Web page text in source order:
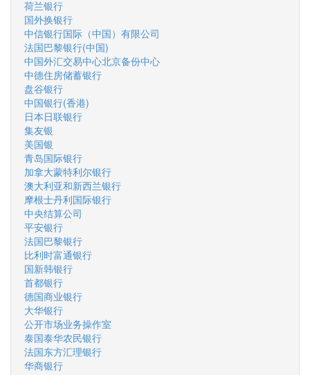
荷兰银行
国外换银行
中信银行国际（中国）有限公司
法国巴黎银行(中国)
中国外汇交易中心北京备份中心
中德住房储蓄银行
盘谷银行
中国银行(香港)
日本日联银行
集友银
美国银
青岛国际银行
加拿大蒙特利尔银行
澳大利亚和新西兰银行
摩根士丹利国际银行
中央结算公司
平安银行
法国巴黎银行
比利时富通银行
国新韩银行
首都银行
德国商业银行
大华银行
公开市场业务操作室
泰国泰华农民银行
法国东方汇理银行
华商银行